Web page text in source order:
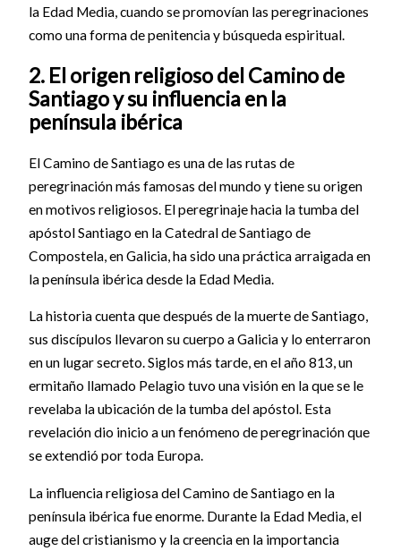
la Edad Media, cuando se promovían las peregrinaciones
como una forma de penitencia y búsqueda espiritual.
2. El origen religioso del Camino de
Santiago y su influencia en la
península ibérica
El Camino de Santiago es una de las rutas de
peregrinación más famosas del mundo y tiene su origen
en motivos religiosos. El peregrinaje hacia la tumba del
apóstol Santiago en la Catedral de Santiago de
Compostela, en Galicia, ha sido una práctica arraigada en
la península ibérica desde la Edad Media.
La historia cuenta que después de la muerte de Santiago,
sus discípulos llevaron su cuerpo a Galicia y lo enterraron
en un lugar secreto. Siglos más tarde, en el año 813, un
ermitaño llamado Pelagio tuvo una visión en la que se le
revelaba la ubicación de la tumba del apóstol. Esta
revelación dio inicio a un fenómeno de peregrinación que
se extendió por toda Europa.
La influencia religiosa del Camino de Santiago en la
península ibérica fue enorme. Durante la Edad Media, el
auge del cristianismo y la creencia en la importancia